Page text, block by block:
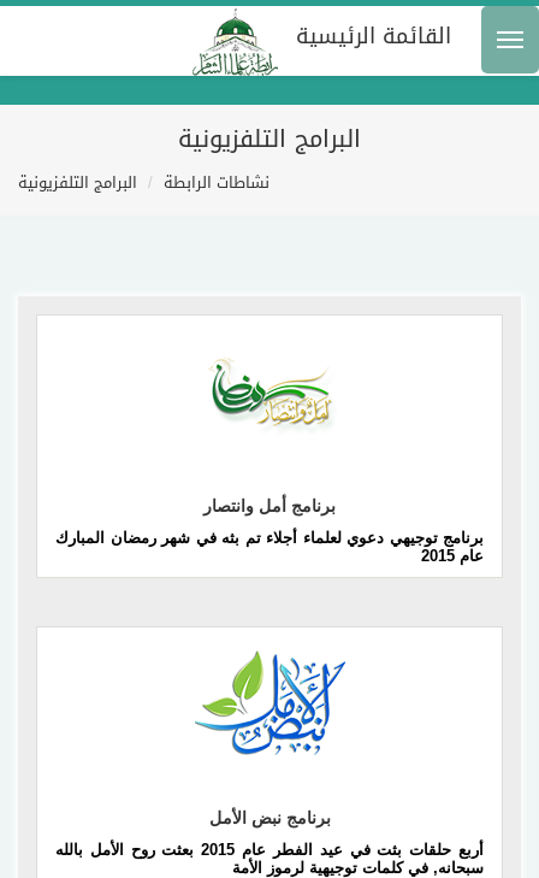
القائمة الرئيسية
البرامج التلفزيونية
نشاطات الرابطة البرامج التلفزيونية
إقرأ المزيد
برنامج أمل وانتصار
برنامج توجيهي دعوي لعلماء أجلاء تم بثه في شهر رمضان المبارك
عام 2015
إقرأ المزيد
برنامج نبض الأمل
أربع حلقات بثت في عيد الفطر عام 2015 بعثت روح الأمل بالله
سبحانه, في كلمات توجيهية لرموز الأمة